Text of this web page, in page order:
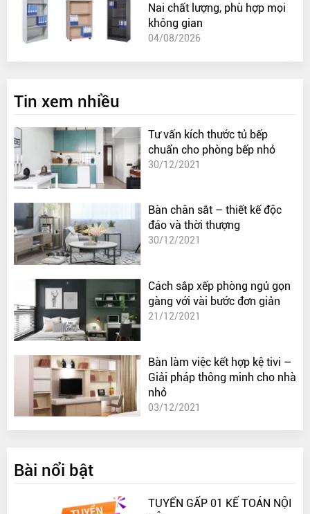
Nai chất lượng, phù hợp mọi
không gian
04/08/2026
Tin xem nhiều
Tư vấn kích thước tủ bếp
chuẩn cho phòng bếp nhỏ
30/12/2021
Bàn chân sắt – thiết kế độc
đáo và thời thượng
30/12/2021
Cách sắp xếp phòng ngủ gọn
gàng với vài bước đơn giản
21/12/2021
Bàn làm việc kết hợp kệ tivi –
Giải pháp thông minh cho nhà
nhỏ
03/12/2021
Bài nổi bật
TUYỂN GẤP 01 KẾ TOÁN NỘI